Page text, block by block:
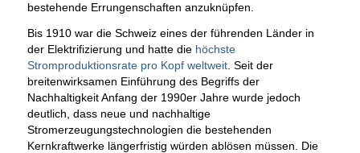
bestehende Errungenschaften anzuknüpfen.
Bis 1910 war die Schweiz eines der führenden Länder in
der Elektrifizierung und hatte die höchste
Stromproduktionsrate pro Kopf weltweit. Seit der
breitenwirksamen Einführung des Begriffs der
Nachhaltigkeit Anfang der 1990er Jahre wurde jedoch
deutlich, dass neue und nachhaltige
Stromerzeugungstechnologien die bestehenden
Kernkraftwerke längerfristig würden ablösen müssen. Die